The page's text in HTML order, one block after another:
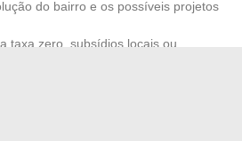
do bairro e os possíveis projetos
taxa zero, subsídios locais ou